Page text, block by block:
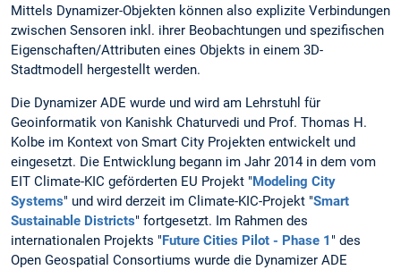
Mittels Dynamizer-Objekten können also explizite Verbindungen
zwischen Sensoren inkl. ihrer Beobachtungen und spezifischen
Eigenschaften/Attributen eines Objekts in einem 3D-
Stadtmodell hergestellt werden.
Die Dynamizer ADE wurde und wird am Lehrstuhl für
Geoinformatik von Kanishk Chaturvedi und Prof. Thomas H.
Kolbe im Kontext von Smart City Projekten entwickelt und
eingesetzt. Die Entwicklung begann im Jahr 2014 in dem vom
EIT Climate-KIC geförderten EU Projekt "Modeling City
Systems" und wird derzeit im Climate-KIC-Projekt "Smart
Sustainable Districts" fortgesetzt. Im Rahmen des
internationalen Projekts "Future Cities Pilot - Phase 1 " des
Open Geospatial Consortiums wurde die Dynamizer ADE